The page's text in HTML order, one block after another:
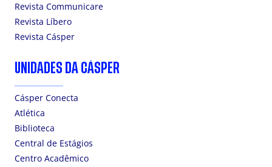
Revista Communicare
Revista Líbero
Revista Cásper
UNIDADES DA CÁSPER
Cásper Conecta
Atlética
Biblioteca
Central de Estágios
Centro Acadêmico